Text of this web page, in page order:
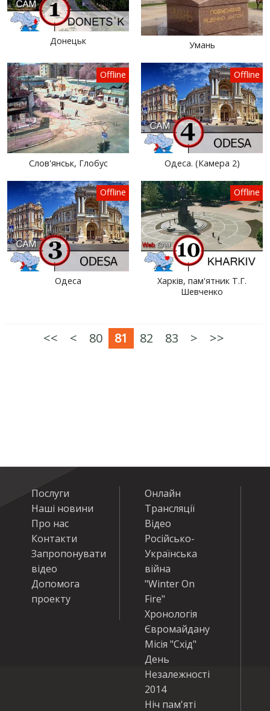
Донецьк Умань
Offline
Слов'янськ, Глобус
Offline
Одеса. (Камера 2)
Offline
Одеса
Offline
Харків, пам'ятник Т.Г.
Шевченко
<< < 80 81 82 83 > >>
Послуги
Наші новини
Про нас
Контакти
Запропонувати
відео
Допомога
проекту
Онлайн
Трансляції
Відео
Російсько-
Українська
війна
"Winter On
Fire"
Хронологія
Євромайдану
Місія "Схід"
День
Незалежності
2014
Ніч пам'яті